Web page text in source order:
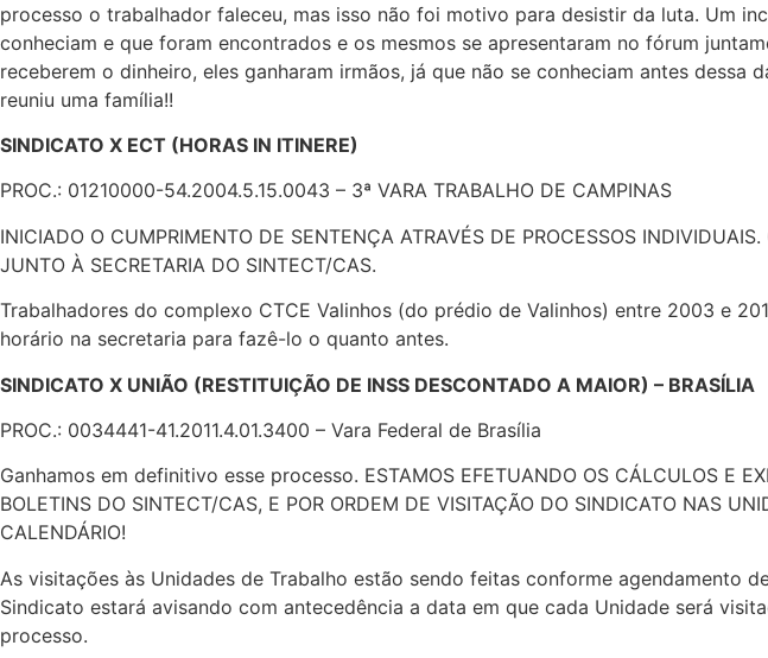
processo o trabalhador faleceu, mas isso não foi motivo para desistir da luta. Um
conheciam e que foram encontrados e os mesmos se apresentaram no fórum
receberem o dinheiro, eles ganharam irmãos, já que não se conheciam antes
reuniu uma família!!
SINDICATO X ECT (HORAS IN ITINERE)
PROC.: 01210000-54.2004.5.15.0043 – 3ª VARA TRABALHO DE CAMPINAS
INICIADO O CUMPRIMENTO DE SENTENÇA ATRAVÉS DE PROCESSOS
JUNTO À SECRETARIA DO SINTECT/CAS.
Trabalhadores do complexo CTCE Valinhos (do prédio de Valinhos) entre 2003 e
horário na secretaria para fazê-lo o quanto antes.
SINDICATO X UNIÃO (RESTITUIÇÃO DE INSS DESCONTADO A MAIOR) – BRASÍLIA
PROC.: 0034441-41.2011.4.01.3400 – Vara Federal de Brasília
Ganhamos em definitivo esse processo. ESTAMOS EFETUANDO OS CÁLCULOS E
BOLETINS DO SINTECT/CAS, E POR ORDEM DE VISITAÇÃO DO SINDICATO NAS
CALENDÁRIO!
As visitações às Unidades de Trabalho estão sendo feitas conforme
Sindicato estará avisando com antecedência a data em que cada Unidade será
processo.